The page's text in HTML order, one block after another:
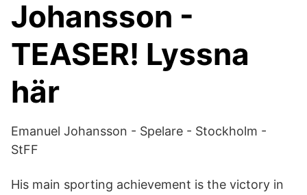
Johansson -
TEASER! Lyssna
här
Emanuel Johansson - Spelare - Stockholm -
StFF
His main sporting achievement is the victory in